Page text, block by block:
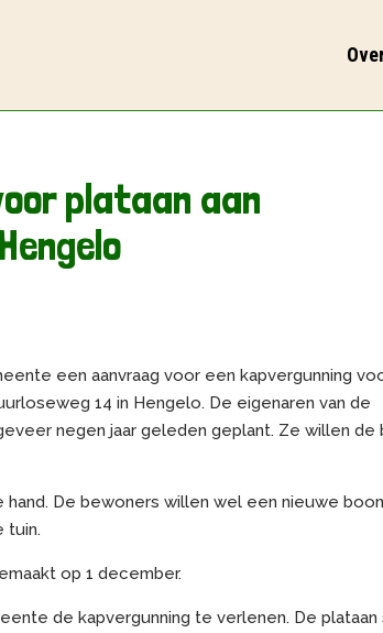
plataan aan
een aanvraag voor een kapvergunning
14 in Hengelo. De eigenaren van de
negen jaar geleden geplant. Ze willen de
De bewoners willen wel een nieuwe
tuin.
op 1 december.
de kapvergunning te verlenen. De plataan